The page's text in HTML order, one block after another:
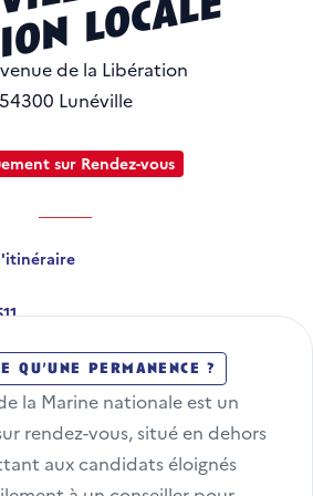
de la Libération
54300 Lunéville
sur Rendez-vous
qu’une permanence ?
la Marine nationale est un
rendez-vous, situé en dehors
aux candidats éloignés